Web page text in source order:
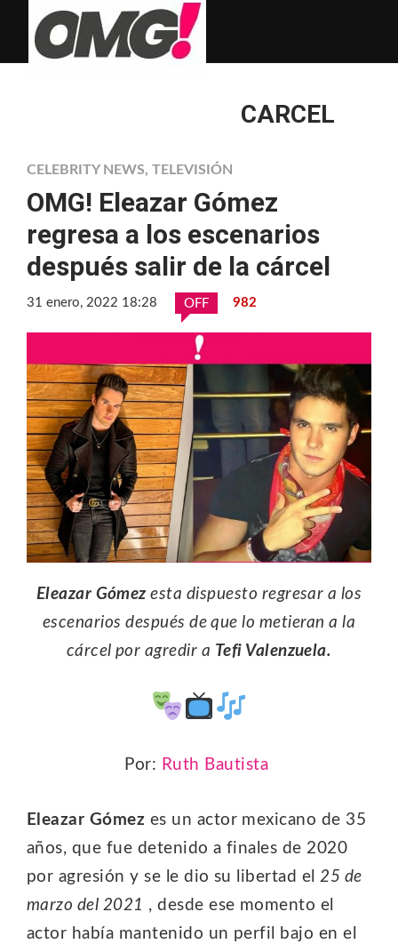
CARCEL
CELEBRITY NEWS, TELEVISIÓN
OMG! Eleazar Gómez
regresa a los escenarios
después salir de la cárcel
31 enero, 2022 18:28 OFF 982
Eleazar Gómez esta dispuesto regresar a los
escenarios después de que lo metieran a la
cárcel por agredir a Tefi Valenzuela.
Por: Ruth Bautista
Eleazar Gómez es un actor mexicano de 35
años, que fue detenido a finales de 2020
por agresión y se le dio su libertad el 25 de
marzo del 2021 , desde ese momento el
actor había mantenido un perfil bajo en el